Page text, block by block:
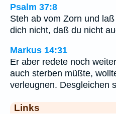
Psalm 37:8
Steh ab vom Zorn und
dich nicht, daß du nicht
Markus 14:31
Er aber redete noch
auch sterben müßte,
verleugnen. Desgleichen
Links